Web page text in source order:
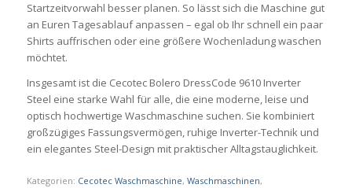
Startzeitvorwahl besser planen. So lässt sich die Maschine gut
an Euren Tagesablauf anpassen – egal ob Ihr schnell ein paar
Shirts auffrischen oder eine größere Wochenladung waschen
möchtet.
Insgesamt ist die Cecotec Bolero DressCode 9610 Inverter
Steel eine starke Wahl für alle, die eine moderne, leise und
optisch hochwertige Waschmaschine suchen. Sie kombiniert
großzügiges Fassungsvermögen, ruhige Inverter-Technik und
ein elegantes Steel-Design mit praktischer Alltagstauglichkeit.
Kategorien: Cecotec Waschmaschine, Waschmaschinen,